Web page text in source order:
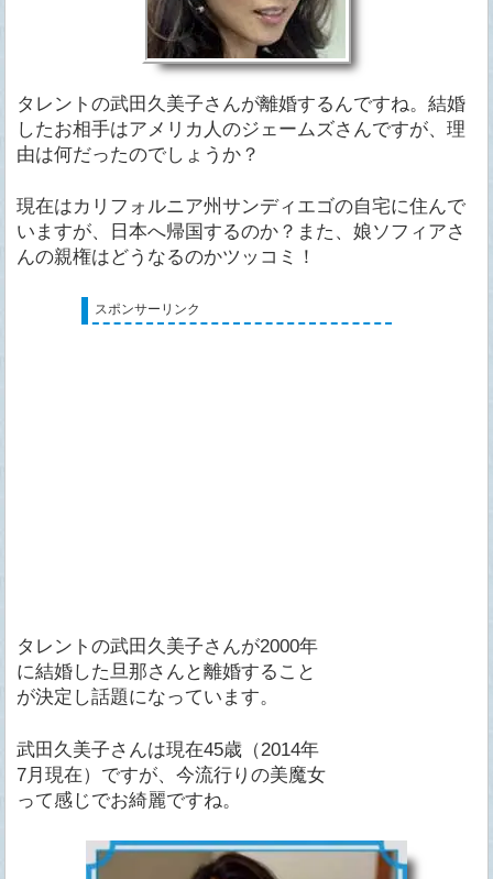
タレントの武田久美子さんが離婚するんですね。結婚
したお相手はアメリカ人のジェームズさんですが、理
由は何だったのでしょうか？
現在はカリフォルニア州サンディエゴの自宅に住んで
いますが、日本へ帰国するのか？また、娘ソフィアさ
んの親権はどうなるのかツッコミ！
スポンサーリンク
タレントの武田久美子さんが2000年
に結婚した旦那さんと離婚すること
が決定し話題になっています。
武田久美子さんは現在45歳（2014年
7月現在）ですが、今流行りの美魔女
って感じでお綺麗ですね。